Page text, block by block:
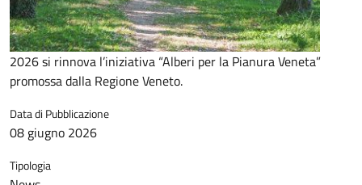
2026 si rinnova l’iniziativa “Alberi per la Pianura Veneta”
promossa dalla Regione Veneto.
Data di Pubblicazione
08 giugno 2026
Tipologia